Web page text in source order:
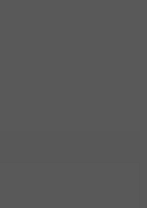
z 5 hvězdiček.